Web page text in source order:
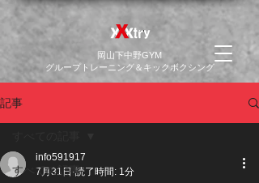
​岡山下中野GYM
グループトレーニング＆キックボクシング
記事
すべての記事
info591917
7月31日 読了時間: 1分